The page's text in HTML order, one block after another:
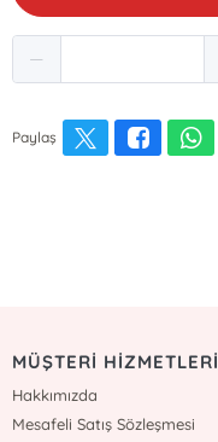
Paylaş
MÜŞTERİ HİZMETLERİ
Hakkımızda
Mesafeli Satış Sözleşmesi